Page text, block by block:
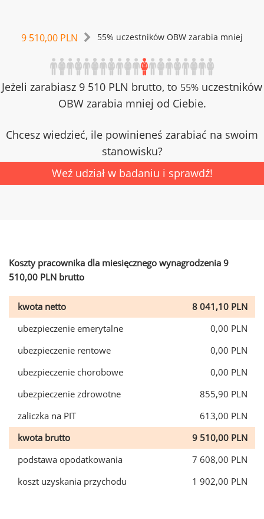
9 510,00 PLN 55% uczestników OBW zarabia mniej
Jeżeli zarabiasz 9 510 PLN brutto, to 55% uczestników
OBW zarabia mniej od Ciebie.
Chcesz wiedzieć, ile powinieneś zarabiać na swoim
stanowisku?
Weź udział w badaniu i sprawdź!
Koszty pracownika dla miesięcznego wynagrodzenia 9
510,00 PLN brutto
kwota netto
8 041,10 PLN
ubezpieczenie emerytalne
0,00 PLN
ubezpieczenie rentowe
0,00 PLN
ubezpieczenie chorobowe
0,00 PLN
ubezpieczenie zdrowotne
855,90 PLN
zaliczka na PIT
613,00 PLN
kwota brutto
9 510,00 PLN
podstawa opodatkowania
7 608,00 PLN
koszt uzyskania przychodu
1 902,00 PLN